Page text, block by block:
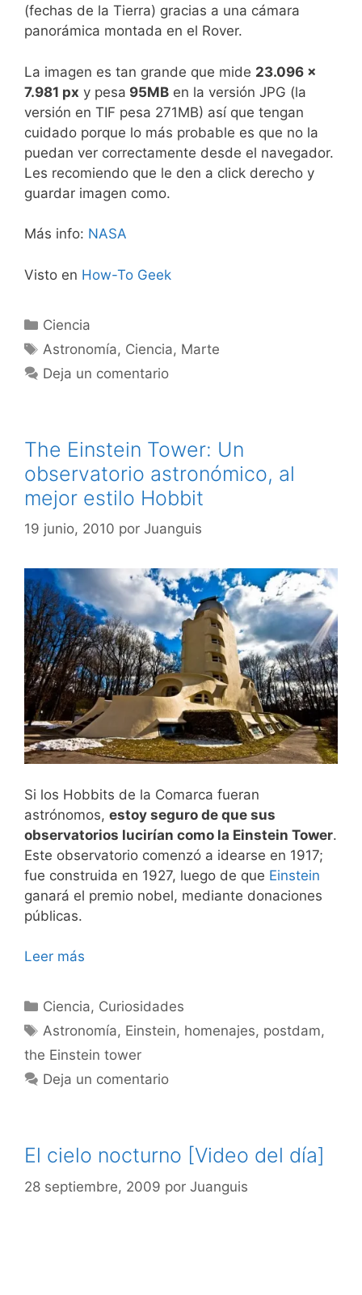
(fechas de la Tierra) gracias a una cámara
panorámica montada en el Rover.
La imagen es tan grande que mide 23.096 x
7.981 px y pesa 95MB en la versión JPG (la
versión en TIF pesa 271MB) así que tengan
cuidado porque lo más probable es que no la
puedan ver correctamente desde el navegador.
Les recomiendo que le den a click derecho y
guardar imagen como.
Más info: NASA
Visto en How-To Geek
Categorías
Ciencia
Etiquetas
Astronomía, Ciencia, Marte
Deja un comentario
The Einstein Tower: Un
observatorio astronómico, al
mejor estilo Hobbit
19 junio, 2010 por Juanguis
Si los Hobbits de la Comarca fueran
astrónomos, estoy seguro de que sus
observatorios lucirían como la Einstein Tower.
Este observatorio comenzó a idearse en 1917;
fue construida en 1927, luego de que Einstein
ganará el premio nobel, mediante donaciones
públicas.
Leer más
Categorías
Ciencia, Curiosidades
Etiquetas
Astronomía, Einstein, homenajes, postdam,
the Einstein tower
Deja un comentario
El cielo nocturno [Video del día]
28 septiembre, 2009 por Juanguis